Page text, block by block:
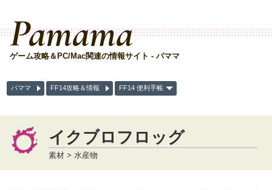
Pamama
ゲーム攻略＆PC/Mac関連の情報サイト - パママ
パママ FF14攻略＆情報 FF14 便利手帳
イクブロフロッグ
素材 > 水産物